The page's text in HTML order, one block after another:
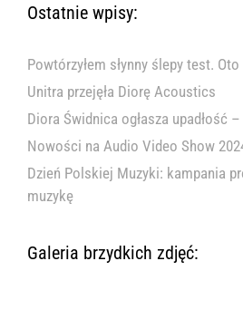
Ostatnie wpisy:
Powtórzyłem słynny ślepy test.
Unitra przejęła Diorę Acoustics
Diora Świdnica ogłasza upadłość
Nowości na Audio Video Show
Dzień Polskiej Muzyki: kampania
muzykę
Galeria brzydkich zdjęć: